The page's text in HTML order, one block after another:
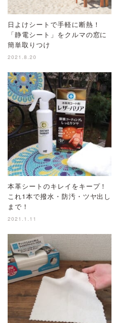
日よけシートで手軽に断熱！
「静電シート」をクルマの窓に
簡単取りつけ
2021.8.20
本革シートのキレイをキープ！
これ1本で撥水・防汚・ツヤ出し
まで！
2021.1.11